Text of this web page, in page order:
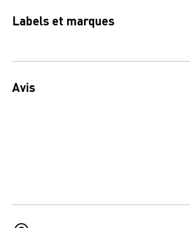
Labels et marques
Avis